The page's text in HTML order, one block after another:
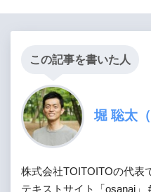
この記事を書いた人
堀 聡太
株式会社TOITOITOの代表
テキストサイト「osanai」